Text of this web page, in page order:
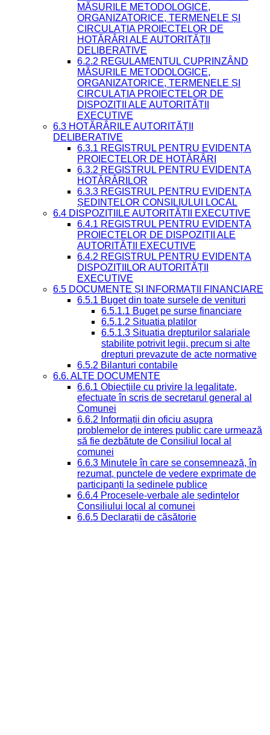
MĂSURILE METODOLOGICE,
ORGANIZATORICE, TERMENELE ȘI
CIRCULAȚIA PROIECTELOR DE
HOTĂRÂRI ALE AUTORITĂȚII
DELIBERATIVE
6.2.2 REGULAMENTUL CUPRINZÂND
MĂSURILE METODOLOGICE,
ORGANIZATORICE, TERMENELE ȘI
CIRCULAȚIA PROIECTELOR DE
DISPOZIȚII ALE AUTORITĂȚII
EXECUTIVE
6.3 HOTĂRÂRILE AUTORITĂȚII
DELIBERATIVE
6.3.1 REGISTRUL PENTRU EVIDENȚA
PROIECTELOR DE HOTĂRÂRI
6.3.2 REGISTRUL PENTRU EVIDENȚA
HOTĂRÂRILOR
6.3.3 REGISTRUL PENTRU EVIDENȚA
ȘEDINȚELOR CONSILIULUI LOCAL
6.4 DISPOZIȚIILE AUTORITĂȚII EXECUTIVE
6.4.1 REGISTRUL PENTRU EVIDENȚA
PROIECTELOR DE DISPOZIȚII ALE
AUTORITĂȚII EXECUTIVE
6.4.2 REGISTRUL PENTRU EVIDENȚA
DISPOZIȚIILOR AUTORITĂȚII
EXECUTIVE
6.5 DOCUMENTE ȘI INFORMAȚII FINANCIARE
6.5.1 Buget din toate sursele de venituri
6.5.1.1 Buget pe surse financiare
6.5.1.2 Situatia platilor
6.5.1.3 Situatia drepturilor salariale
stabilite potrivit legii, precum si alte
drepturi prevazute de acte normative
6.5.2 Bilanturi contabile
6.6. ALTE DOCUMENTE
6.6.1 Obiecțiile cu privire la legalitate,
efectuate în scris de secretarul general al
Comunei
6.6.2 Informații din oficiu asupra
problemelor de interes public care urmează
să fie dezbătute de Consiliul local al
comunei
6.6.3 Minutele în care se consemnează, în
rezumat, punctele de vedere exprimate de
participanți la ședinele publice
6.6.4 Procesele-verbale ale ședințelor
Consiliului local al comunei
6.6.5 Declarații de căsătorie